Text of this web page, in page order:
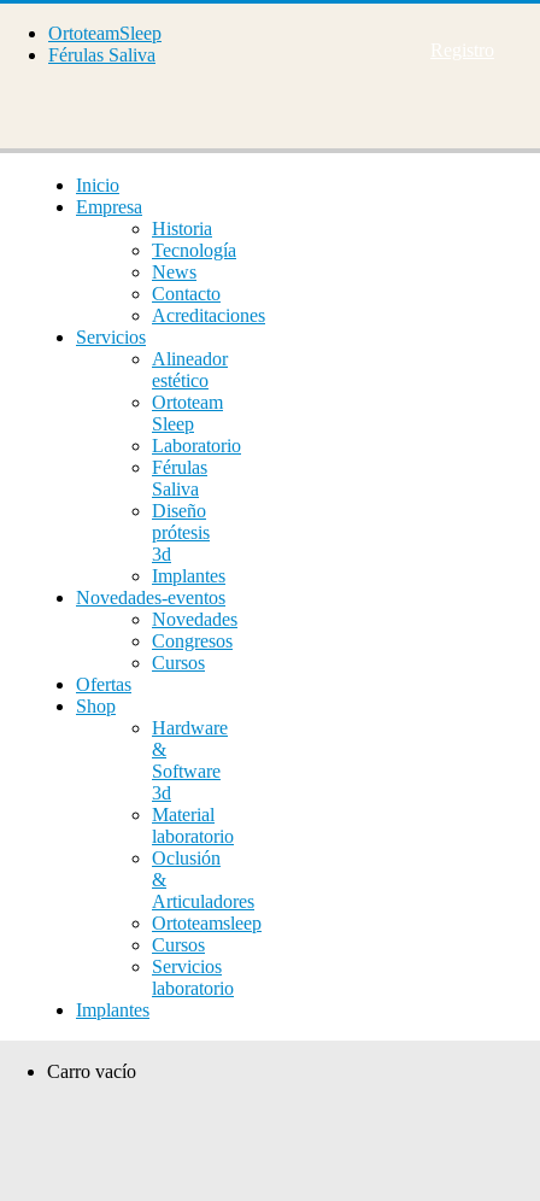
Registro
OrtoteamSleep
Férulas Saliva
Inicio
Empresa
Historia
Tecnología
News
Contacto
Acreditaciones
Servicios
Alineador
estético
Ortoteam
Sleep
Laboratorio
Férulas
Saliva
Diseño
prótesis
3d
Implantes
Novedades-eventos
Novedades
Congresos
Cursos
Ofertas
Shop
Hardware
&
Software
3d
Material
laboratorio
Oclusión
&
Articuladores
Ortoteamsleep
Cursos
Servicios
laboratorio
Implantes
Carro vacío